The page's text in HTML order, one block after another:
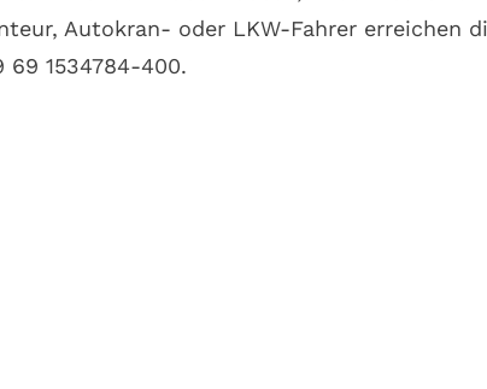
Autokran- oder LKW-Fahrer erreichen
1534784-400.